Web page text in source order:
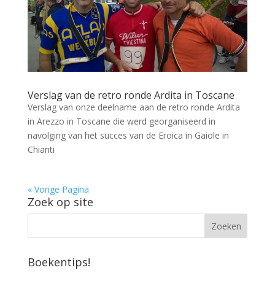
Verslag van de retro ronde Ardita in Toscane
Verslag van onze deelname aan de retro ronde Ardita
in Arezzo in Toscane die werd georganiseerd in
navolging van het succes van de Eroica in Gaiole in
Chianti
« Vorige Pagina
Zoek op site
Boekentips!